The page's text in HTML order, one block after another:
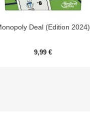
Aperçu rapide
Deal (Edition 2024)
9,99 €